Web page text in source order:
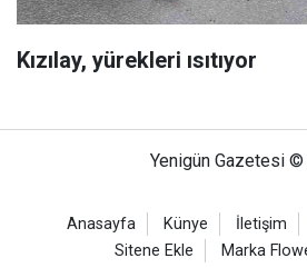
Kızılay, yürekleri ısıtıyor
Yenigün Gazetesi ©
Anasayfa Künye İletişim
Sitene Ekle
Marka